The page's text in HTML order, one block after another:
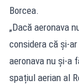
Borcea.
„Dacă aeronava
considera că și-
aeronava nu și-a
spațiul aerian al